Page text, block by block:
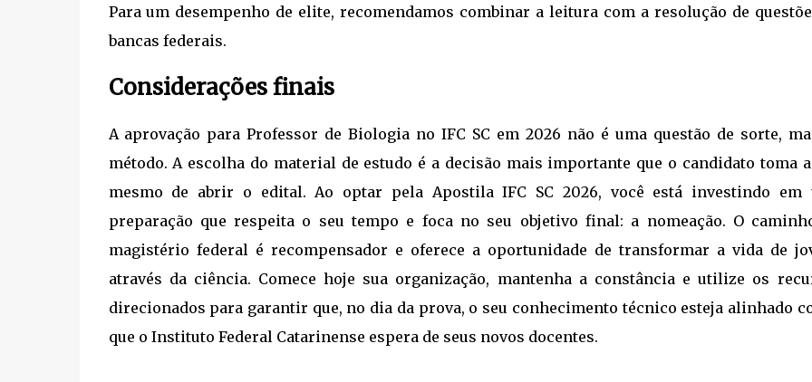
Para um desempenho de elite, recomendamos combinar a leitura com a resolução de
bancas federais.
Considerações finais
A aprovação para Professor de Biologia no IFC SC em 2026 não é uma questão de sorte,
método. A escolha do material de estudo é a decisão mais importante que o candidato toma
mesmo de abrir o edital. Ao optar pela Apostila IFC SC 2026, você está investindo em
preparação que respeita o seu tempo e foca no seu objetivo final: a nomeação. O
magistério federal é recompensador e oferece a oportunidade de transformar a vida de
através da ciência. Comece hoje sua organização, mantenha a constância e utilize os
direcionados para garantir que, no dia da prova, o seu conhecimento técnico esteja alinhado
que o Instituto Federal Catarinense espera de seus novos docentes.